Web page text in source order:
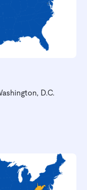
D.C.